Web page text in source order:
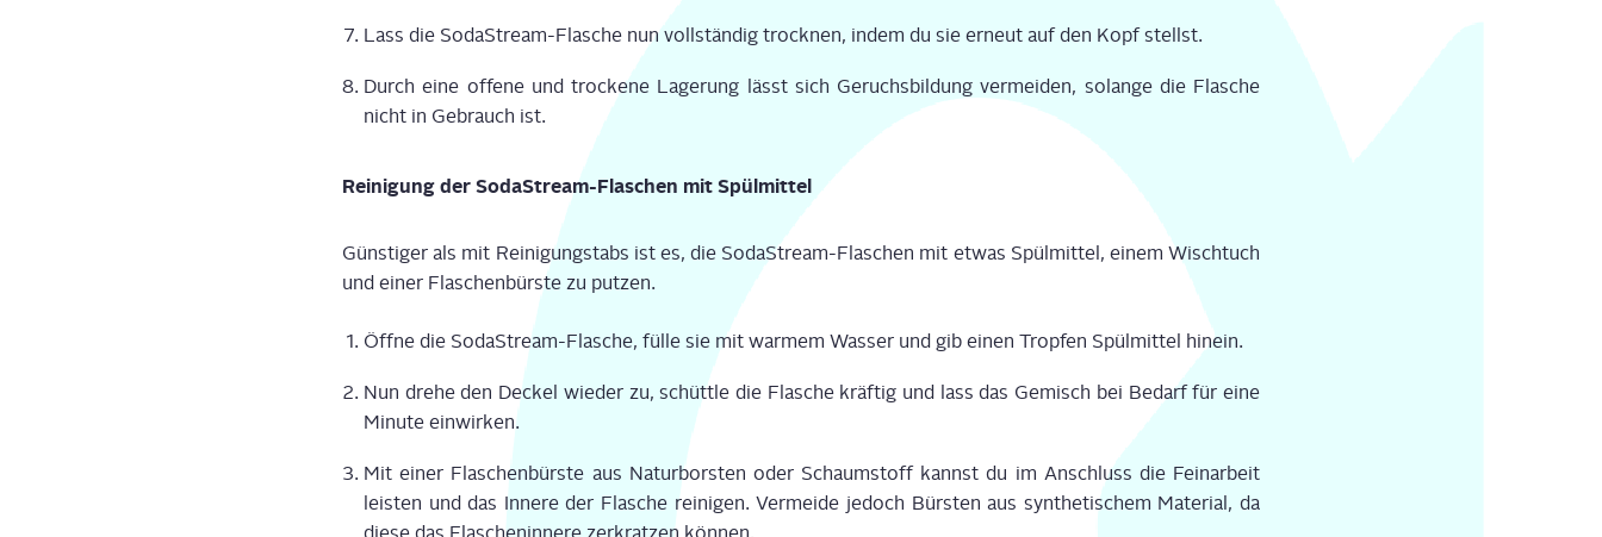
Lass die Soda­Stream-Fla­sche nun voll­stän­dig trock­nen, indem du sie erneut auf den Kopf stellst.
Durch eine offe­ne und tro­cke­ne Lage­rung lässt sich Geruchs­bil­dung ver­mei­den, solan­ge die Fla­sche
nicht in Gebrauch ist.
Rei­ni­gung der Soda­Stream-Fla­schen mit Spülmittel
Güns­ti­ger als mit Rei­ni­gung­stabs ist es, die Soda­Stream-Fla­schen mit etwas Spül­mit­tel, einem Wisch­tuch
und einer Fla­schen­bürs­te zu put­zen.
Öff­ne die Soda­Stream-Fla­sche, fül­le sie mit war­mem Was­ser und gib einen Trop­fen Spül­mit­tel hin­ein.
Nun dre­he den Deckel wie­der zu, schütt­le die Fla­sche kräf­tig und lass das Gemisch bei Bedarf für eine
Minu­te ein­wir­ken.
Mit einer Fla­schen­bürs­te aus Natur­bors­ten oder Schaum­stoff kannst du im Anschluss die Fein­ar­beit
leis­ten und das Inne­re der Fla­sche rei­ni­gen. Ver­mei­de jedoch Bürs­ten aus syn­the­ti­schem Mate­ri­al, da